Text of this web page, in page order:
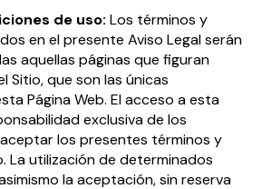
de uso: Los términos y
en el presente Aviso Legal serán
aquellas páginas que figuran
Sitio, que son las únicas
Página Web. El acceso a esta
exclusiva de los
los presentes términos y
La utilización de determinados
la aceptación, sin reserva